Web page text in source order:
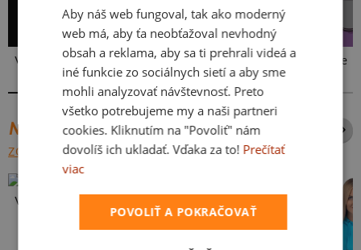
V presse Vo forme
NAJPREDÁVANEJŠIE POTLAČE
ZOBRAZIŤ VŠETKY
Vlastná potlač
Aby náš web fungoval, tak ako moderný
web má, aby ťa neobťažoval nevhodný
obsah a reklama, aby sa ti prehrali videá a
iné funkcie zo sociálnych sietí a aby sme
mohli analyzovať návštevnosť. Preto
všetko potrebujeme my a naši partneri
cookies. Kliknutím na "Povoliť" nám
dovolíš ich ukladať. Vďaka za to! Prečítať
viac
POVOLIŤ A POKRAČOVAŤ